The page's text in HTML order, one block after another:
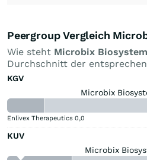
Peergroup Vergleich
Wie steht Microbix
Durchschnitt der
KGV
Microbix
Enlivex Therapeutics 0,0
KUV
Microbix